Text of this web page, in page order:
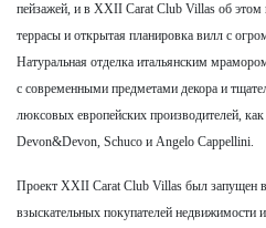
пейзажей, и в XXII Carat Club Villas об
террасы и открытая планировка вилл с
Натуральная отделка итальянским
с современными предметами декора и
люксовых европейских производителей,
Devon&Devon, Schuco и Angelo Cappellini.
Проект XXII Carat Club Villas был запущен в
взыскательных покупателей недвижимости